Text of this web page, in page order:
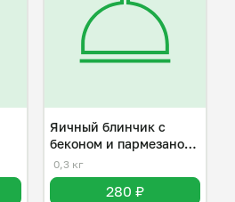
Яичный блинчик с
беконом и пармезаном
( Омлет)
0,3 кг
280 ₽